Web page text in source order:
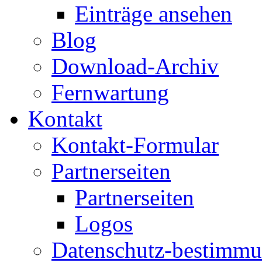
Einträge ansehen
Blog
Download-Archiv
Fernwartung
Kontakt
Kontakt-Formular
Partnerseiten
Partnerseiten
Logos
Datenschutz-